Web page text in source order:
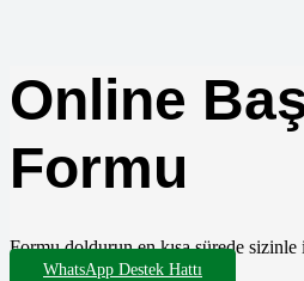
Online
Formu
Formu doldurun en kısa sürede
WhatsApp Destek Hattı